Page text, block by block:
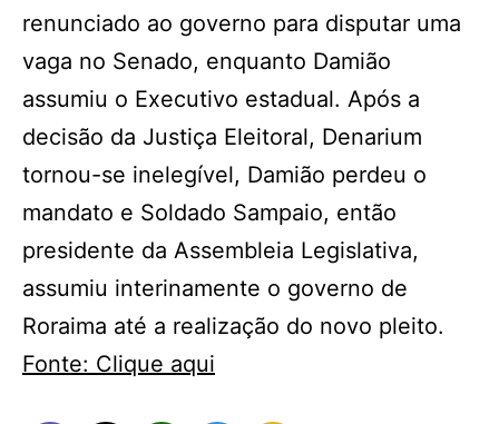
renunciado ao governo para disputar uma
vaga no Senado, enquanto Damião
assumiu o Executivo estadual. Após a
decisão da Justiça Eleitoral, Denarium
tornou-se inelegível, Damião perdeu o
mandato e Soldado Sampaio, então
presidente da Assembleia Legislativa,
assumiu interinamente o governo de
Roraima até a realização do novo pleito.
Fonte: Clique aqui